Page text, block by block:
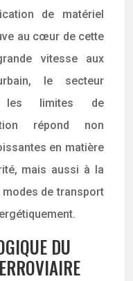
de matériel
au cœur de cette
vitesse aux
le secteur
les limites de
répond non
en matière
mais aussi à la
de transport
DU